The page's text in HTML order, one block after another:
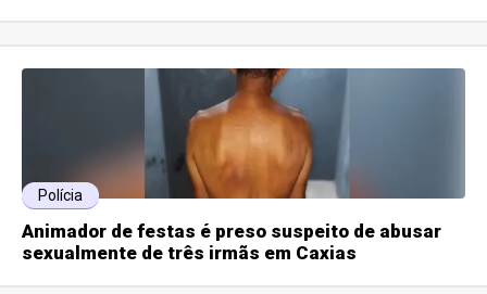
Polícia
Animador de festas é preso suspeito de abusar
sexualmente de três irmãs em Caxias